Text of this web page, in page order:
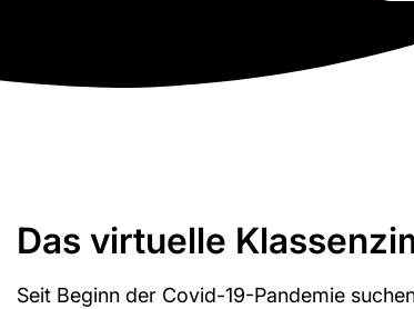
Das virtuelle
Seit Beginn der Covid-19-Pandemie